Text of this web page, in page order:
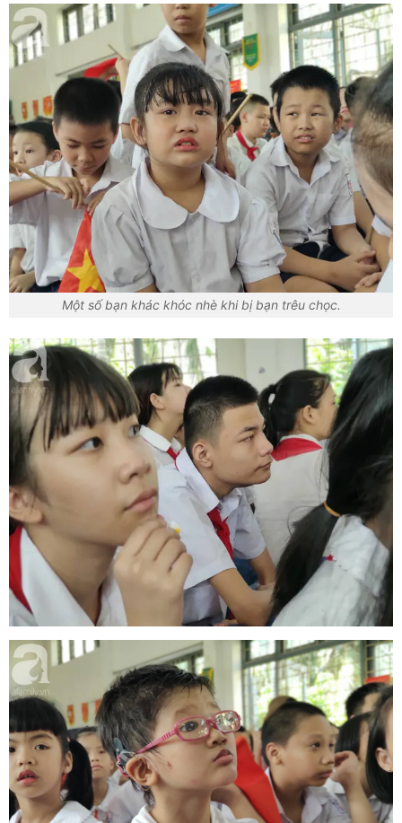
Một số bạn khác khóc nhè khi bị bạn trêu chọc.